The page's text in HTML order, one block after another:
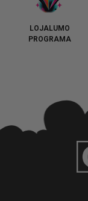
LOJALUMO
PROGRAMA